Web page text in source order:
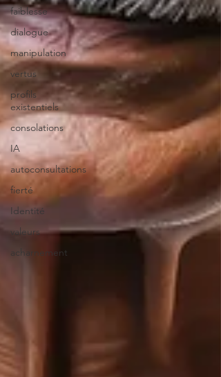
faiblesse
dialogue
manipulation
vertus
profils
existentiels
consolations
IA
autoconsultations
fierté
Identité
valeurs
acharnement